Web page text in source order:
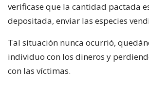
verificase que la cantidad pactada
depositada, enviar las especies
Tal situación nunca ocurrió,
individuo con los dineros y
con las víctimas.